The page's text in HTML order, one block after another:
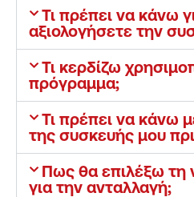
Τι πρέπει να κάνω
αξιολογήσετε την
Τι κερδίζω
πρόγραμμα;
Τι πρέπει να κάνω
της συσκευής μου
Πως θα επιλέξω τη
για την ανταλλαγή;